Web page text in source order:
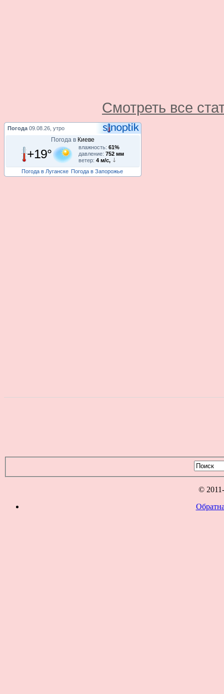
Смотреть все
Погода 09.08.26, утро
Погода в Киеве
+19° влажность: 61%
давление: 752 мм
ветер: 4 м/с,
Погода в Луганске Погода в Запорожье
©